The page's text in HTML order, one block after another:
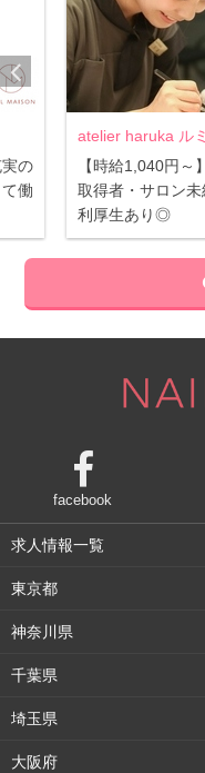
の
働
atelier haruka ル
【時給1,040円
取得者・サロン
利厚生あり◎
facebook
求人情報一覧
東京都
神奈川県
千葉県
埼玉県
大阪府